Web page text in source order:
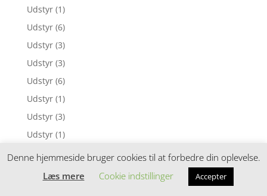
Udstyr (1)
Udstyr (6)
Udstyr (3)
Udstyr (3)
Udstyr (6)
Udstyr (1)
Udstyr (3)
Udstyr (1)
Udstyr
Denne hjemmeside bruger cookies til at forbedre din oplevelse.
Læs mere
Cookie indstillinger Accepter